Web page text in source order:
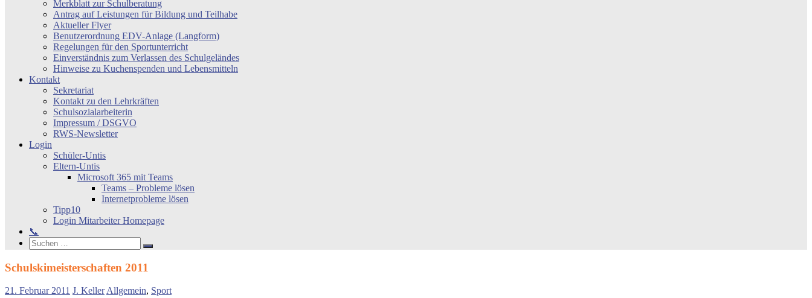
Merkblatt zur Schulberatung
Antrag auf Leistungen für Bildung und Teilhabe
Aktueller Flyer
Benutzerordnung EDV-Anlage (Langform)
Regelungen für den Sportunterricht
Einverständnis zum Verlassen des Schulgeländes
Hinweise zu Kuchenspenden und Lebensmitteln
Kontakt
Sekretariat
Kontakt zu den Lehrkräften
Schulsozialarbeiterin
Impressum / DSGVO
RWS-Newsletter
Login
Schüler-Untis
Eltern-Untis
Microsoft 365 mit Teams
Teams – Probleme lösen
Internetprobleme lösen
Tipp10
Login Mitarbeiter Homepage
📞
Search
Suchen
nach:
Suchen
Schulskimeisterschaften 2011
21. Februar 2011 J. KellerAllgemein, Sport